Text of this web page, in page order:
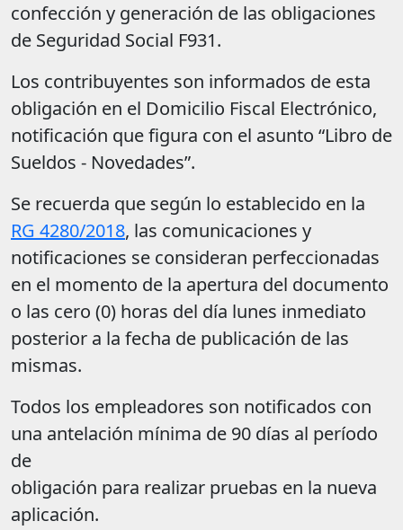
confección y generación de las obligaciones
de Seguridad Social F931.
Los contribuyentes son informados de esta
obligación en el Domicilio Fiscal Electrónico,
notificación que figura con el asunto “Libro de
Sueldos - Novedades”.
Se recuerda que según lo establecido en la
RG 4280/2018, las comunicaciones y
notificaciones se consideran perfeccionadas
en el momento de la apertura del documento
o las cero (0) horas del día lunes inmediato
posterior a la fecha de publicación de las
mismas.
Todos los empleadores son notificados con
una antelación mínima de 90 días al período
de
obligación para realizar pruebas en la nueva
aplicación.